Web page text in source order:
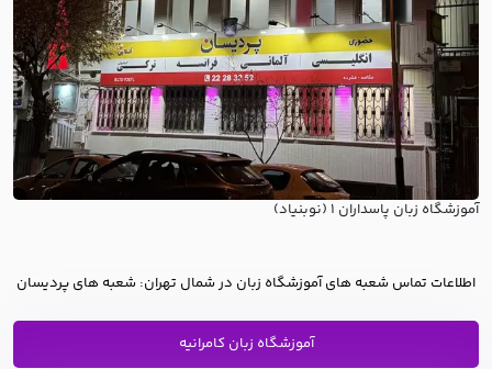
آموزشگاه زبان پاسداران ۱ (نوبنیاد)
اطلاعات تماس شعبه های آموزشگاه زبان در شمال تهران: شعبه های پردیسان
آموزشگاه زبان کامرانیه